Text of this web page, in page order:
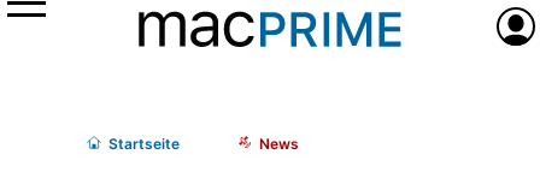
Menü
Startseite News